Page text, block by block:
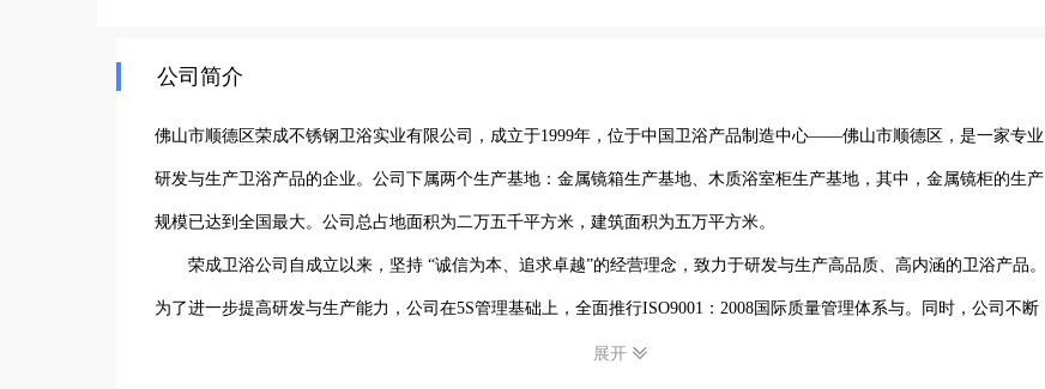
公司简介
佛山市顺德区荣成不锈钢卫浴实业有限公司，成立于1999年，位于中国卫浴产品制造中心——佛山市顺德区，是一家专业
研发与生产卫浴产品的企业。公司下属两个生产基地：金属镜箱生产基地、木质浴室柜生产基地，其中，金属镜柜的生产
规模已达到全国最大。公司总占地面积为二万五千平方米，建筑面积为五万平方米。
荣成卫浴公司自成立以来，坚持 “诚信为本、追求卓越”的经营理念，致力于研发与生产高品质、高内涵的卫浴产品。
为了进一步提高研发与生产能力，公司在5S管理基础上，全面推行ISO9001：2008国际质量管理体系与。同时，公司不断
地优化生产设备：在镜柜生产基地，现已拥有最先进的开料、冲压与焊接生产设备，以及玻璃深加工、照明电器等一条龙
展开